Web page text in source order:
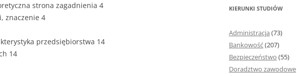
BIBLIOGRAFICZNYCH
ZAWARTOŚĆ I ROZMIAR PRACY
DYPLOMOWEJ
strona zagadnienia 4
znaczenie 4
przedsiębiorstwa 14
14
KIERUNKI STUDIÓW
Administracja (73)
Bankowość(207)
Bezpieczeństwo (55)
Doradztwo zawodowe